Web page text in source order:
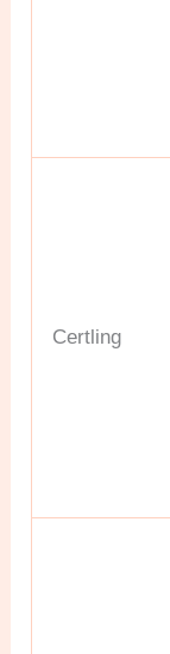
Certling